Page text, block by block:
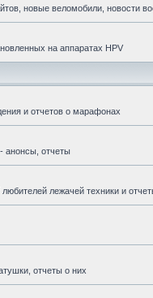
новые веломобили, новости
на аппаратах HPV
и отчетов о марафонах
анонсы, отчеты
лежачей техники и
отчеты о них